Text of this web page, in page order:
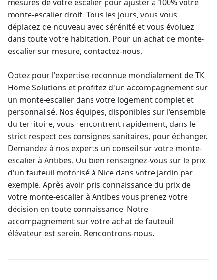
mesures de votre escalier pour ajuster à 100% votre
monte-escalierdroit. Tous les jours, vous vous
déplacez de nouveau avec sérénité et vous évoluez
dans toute votre habitation. Pour un achat de monte-
escalier sur mesure, contactez-nous.
Optez pour l'expertise reconnue mondialement de TK
Home Solutions et profitez d'un accompagnement sur
un monte-escalier dans votre logement complet et
personnalisé. Nos équipes, disponibles sur l'ensemble
du territoire, vous rencontrent rapidement, dans le
strict respect des consignes sanitaires, pour échanger.
Demandez à nos experts un conseil sur votre monte-
escalier à Antibes. Ou bien renseignez-vous sur le prix
d'un fauteuil motorisé à Nicedans votre jardin par
exemple. Après avoir pris connaissance du prix de
votre monte-escalier à Antibes vous prenez votre
décision en toute connaissance. Notre
accompagnement sur votreachat de fauteuil
élévateur est serein. Rencontrons-nous.